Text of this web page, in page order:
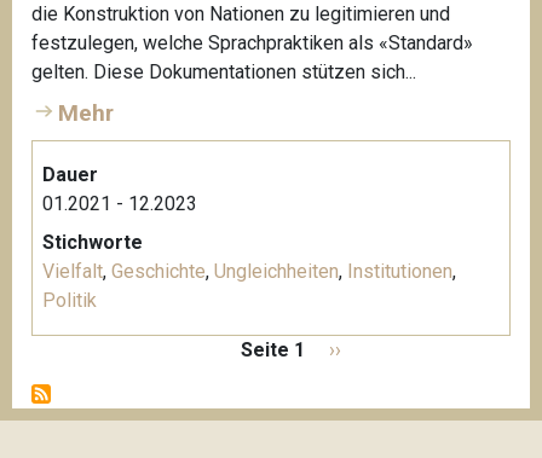
die Konstruktion von Nationen zu legitimieren und
festzulegen, welche Sprachpraktiken als «Standard»
gelten. Diese Dokumentationen stützen sich...
Mehr
Dauer
01.2021 - 12.2023
Stichworte
Vielfalt, Geschichte, Ungleichheiten, Institutionen,
Politik
i
t
Seite 1
N
c
››